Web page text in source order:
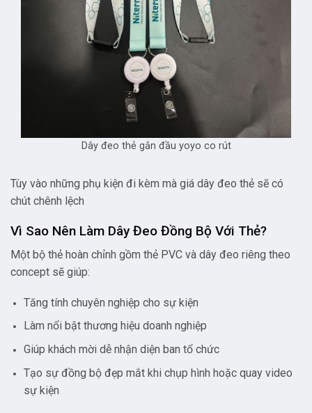
Dây đeo thẻ gắn đầu yoyo co rút
Tùy vào những phụ kiện đi kèm mà giá dây đeo thẻ sẽ có
chút chênh lệch
Vì Sao Nên Làm Dây Đeo Đồng Bộ Với Thẻ?
Một bộ thẻ hoàn chỉnh gồm thẻ PVC và dây đeo riêng theo
concept sẽ giúp:
Tăng tính chuyên nghiệp cho sự kiện
Làm nổi bật thương hiệu doanh nghiệp
Giúp khách mời dễ nhận diện ban tổ chức
Tạo sự đồng bộ đẹp mắt khi chụp hình hoặc quay video
sự kiện